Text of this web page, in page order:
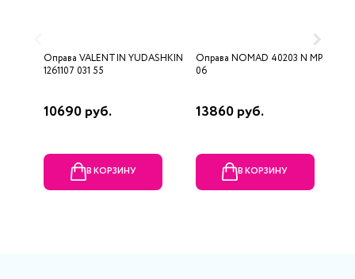
Оправа VALENTIN YUDASHKIN
1261107 031 55
10690 руб.
В КОРЗИНУ
Оправа NOMAD 40203 N MP
06
13860 руб.
В КОРЗИНУ